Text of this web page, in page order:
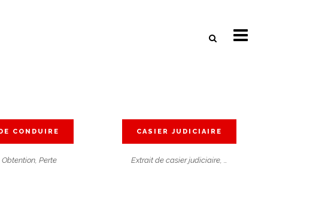
CONDUIRE
Perte
CASIER JUDICIAIRE
Extrait de casier judiciaire, …